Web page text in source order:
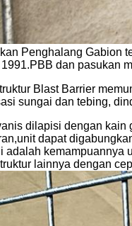
Penghalang Gabion
1991.PBB dan pasukan
Blast Barrier
sungai dan tebing,
dilapisi dengan kain
dapat
adalah kemampuannya
lainnya dengan